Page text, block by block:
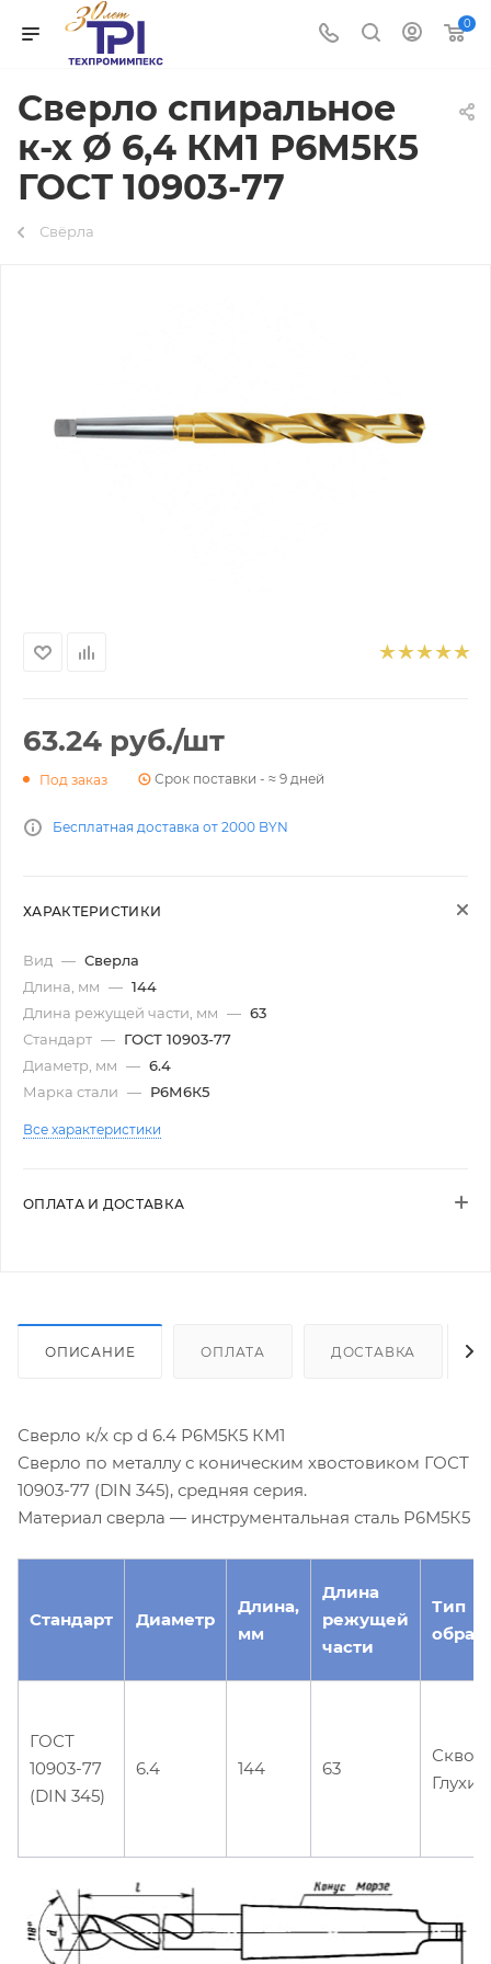
0
Сверло спиральное
к-х Ø 6,4 КМ1 Р6М5К5
ГОСТ 10903-77
Свёрла
63.24 руб./шт
Под заказ Срок поставки - ≈ 9 дней
Бесплатная доставка от 2000 BYN
ХАРАКТЕРИСТИКИ
Вид — Сверла
Длина, мм — 144
Длина режущей части, мм — 63
Стандарт — ГОСТ 10903-77
Диаметр, мм — 6.4
Марка стали — Р6М6К5
Все характеристики
ОПЛАТА И ДОСТАВКА
ОПИСАНИЕ ОПЛАТА ДОСТАВКА
Сверло к/х ср d 6.4 Р6М5К5 КМ1
Сверло по металлу с коническим хвостовиком ГОСТ
10903-77 (DIN 345), средняя серия.
Материал сверла — инструментальная сталь Р6М5К5
Стандарт Диаметр
Длина,
мм
Длина
режущей
части
Тип
ГОСТ
10903-77
(DIN 345)
6.4 144 63
Глухие